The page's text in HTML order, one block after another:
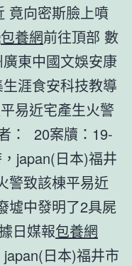
竟向密斯臉上噴
包養網前往頂部 數
東中國文娛安康
涯食安科技教導
易近宅產生火警
： 20案牘：19-
japan(日本)福井
警致該棟平易近
墟中發明了2具屍
日媒報包養網
日本)福井市